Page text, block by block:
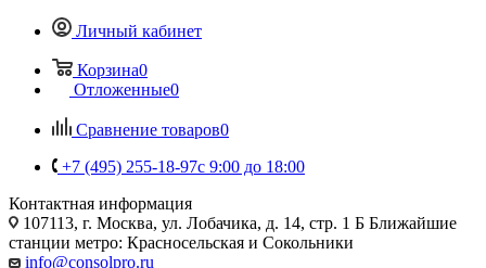
Личный кабинет
Корзина0
Отложенные0
Сравнение товаров0
+7 (495) 255-18-97с 9:00 до 18:00
Контактная информация
107113, г. Москва, ул. Лобачика, д. 14, стр. 1 Б Ближайшие
станции метро: Красносельская и Сокольники
info@consolpro.ru